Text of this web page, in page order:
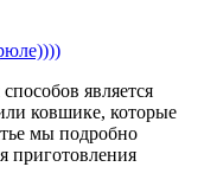
является
ковшике, которые
мы подробно
приготовления